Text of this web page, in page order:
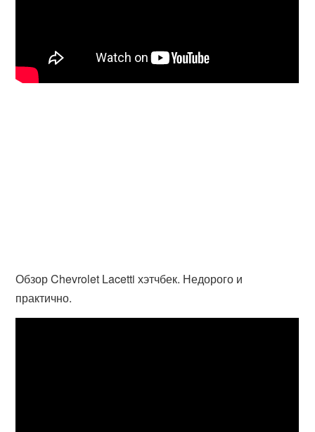
Обзор Chevrolet Lacetti хэтчбек. Недорого и
практично.